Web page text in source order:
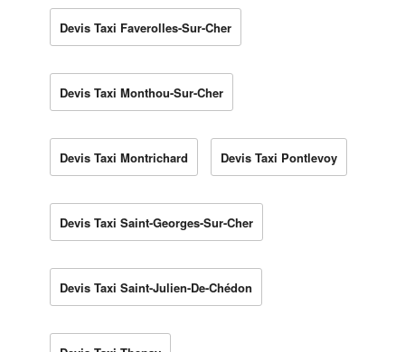
Devis Taxi Faverolles-Sur-Cher
Devis Taxi Monthou-Sur-Cher
Devis Taxi Montrichard Devis Taxi Pontlevoy
Devis Taxi Saint-Georges-Sur-Cher
Devis Taxi Saint-Julien-De-Chédon